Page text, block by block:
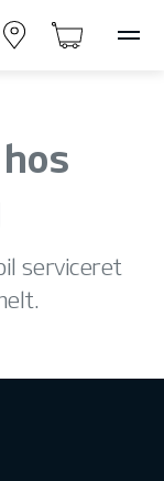
serviceret